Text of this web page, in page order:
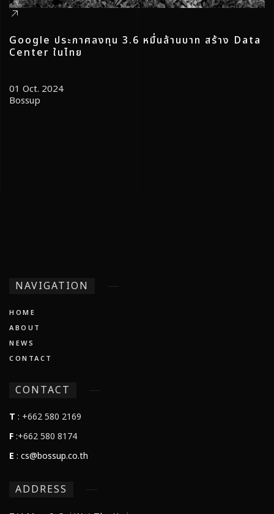
Google ประกาศลงทุน 3.6 หมื่นล้านบาท สร้าง Data
Center ในไทย
01 Oct. 2024
Bossup
NAVIGATION
HOME
ABOUT
NEWS
CONTACT
CONTACT
T : +662 580 2169
F:+662 580 8174
E : cs@bossup.co.th
ADDRESS